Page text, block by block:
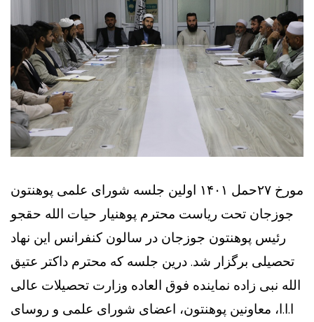
مورخ ۲۷حمل ۱۴۰۱ اولین جلسه شورای علمی پوهنتون
جوزجان تحت ریاست محترم پوهنیار حیات الله حقجو
رئیس پوهنتون جوزجان در سالون کنفرانس این نهاد
تحصیلی برگزار شد. درین جلسه که محترم داکتر عتیق
الله نبی زاده نماینده فوق العاده وزارت تحصیلات عالی
ا.ا.ا، معاونین پوهنتون، اعضای شورای علمی و روسای